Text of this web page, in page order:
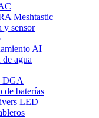
Meshtastic
y sensor
AI
agua
DGA
de baterías
LED